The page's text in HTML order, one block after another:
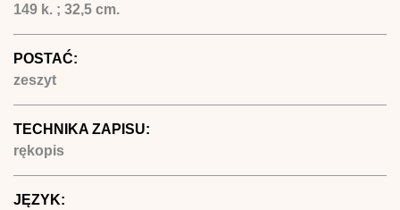
149 k. ; 32,5 cm.
POSTAĆ:
zeszyt
TECHNIKA ZAPISU:
rękopis
JĘZYK: